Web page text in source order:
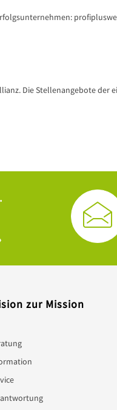
Die Stellenangebote der
zur Mission